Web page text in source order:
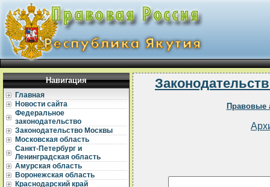
Навигация
Главная
Новости сайта
Федеральное
законодательство
Законодательство Москвы
Московская область
Санкт-Петербург и
Ленинградская область
Амурская область
Воронежская область
Краснодарский край
Правовые